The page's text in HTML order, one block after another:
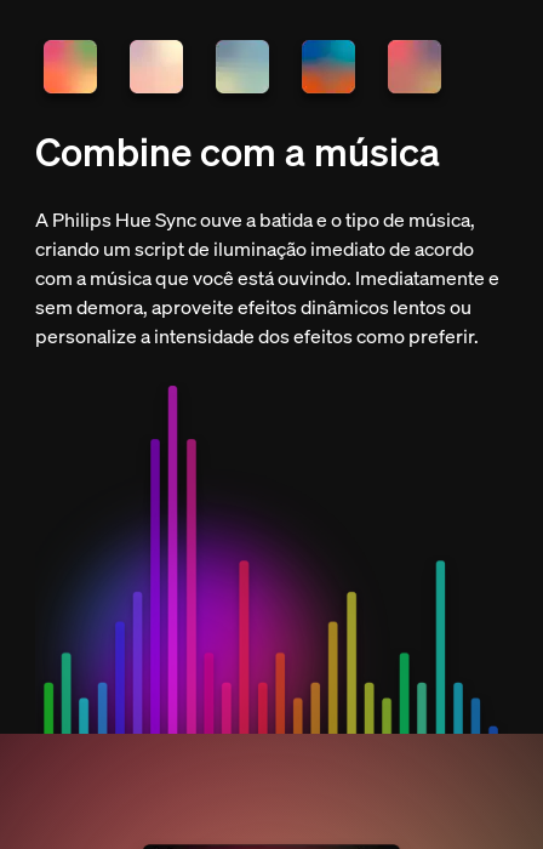
Combine com a música
A Philips Hue Sync ouve a batida e o tipo de música,
criando um script de iluminação imediato de acordo
com a música que você está ouvindo. Imediatamente e
sem demora, aproveite efeitos dinâmicos lentos ou
personalize a intensidade dos efeitos como preferir.